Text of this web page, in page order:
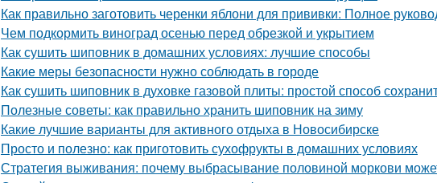
Как правильно заготовить черенки яблони для прививки: Полное
Чем подкормить виноград осенью перед обрезкой и укрытием
Как сушить шиповник в домашних условиях: лучшие способы
Какие меры безопасности нужно соблюдать в городе
Как сушить шиповник в духовке газовой плиты: простой способ
Полезные советы: как правильно хранить шиповник на зиму
Какие лучшие варианты для активного отдыха в Новосибирске
Просто и полезно: как приготовить сухофрукты в домашних условиях
Стратегия выживания: почему выбрасывание половиной моркови